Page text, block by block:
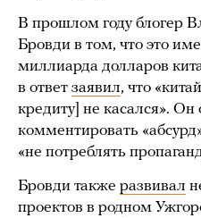
В прошлом году блогер
Бровди в том, что это
миллиарда долларов
в ответ заявил, что
кредиту] не касался». Он
комментировать
«не потреблять
Бровди также развивал
проектов в родном